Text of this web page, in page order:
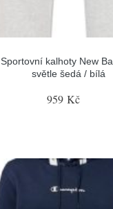
Sportovní kalhoty New
světle šedá / bílá
959 Kč